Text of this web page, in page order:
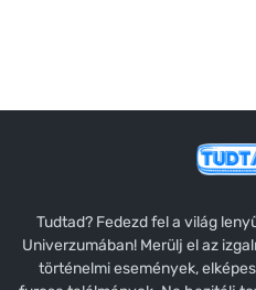
Tudtad? Fedezd fel a világ
Univerzumában! Merülj el az
történelmi események,